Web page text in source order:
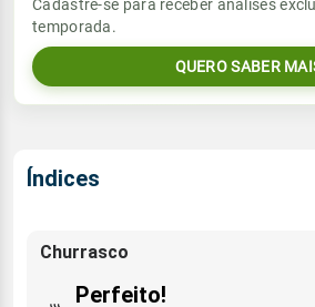
52%
Rajada de vento
Sol
06:17h às 17:35h
Lua
0.0mm
SE -
Rajada de vento
Sol
Cadastre-se para receber análises
temporada.
QUERO SABER
Índices
Churrasco
Perfeito!